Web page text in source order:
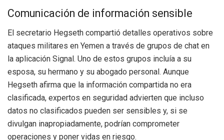
Comunicación de información sensible
El secretario Hegseth compartió detalles operativos sobre
ataques militares en Yemen a través de grupos de chat en
la aplicación Signal. Uno de estos grupos incluía a su
esposa, su hermano y su abogado personal. Aunque
Hegseth afirma que la información compartida no era
clasificada, expertos en seguridad advierten que incluso
datos no clasificados pueden ser sensibles y, si se
divulgan inapropiadamente, podrían comprometer
operaciones y poner vidas en riesgo.